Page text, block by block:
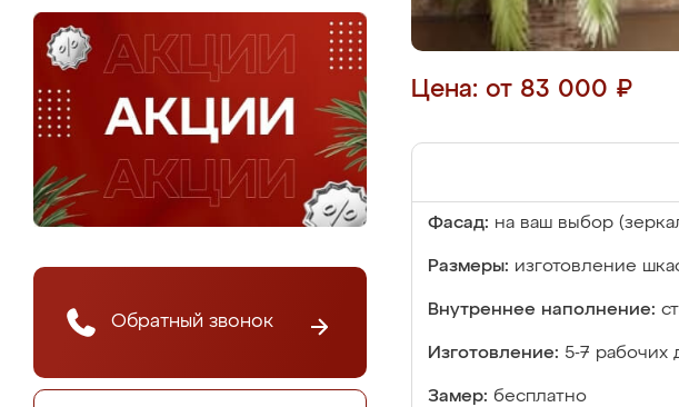
Обратный звонок
Цена: от 83 000 ₽
Фасад: на ваш выбор
Размеры: изготовление
Внутреннее наполнение:
Изготовление: 5-7 рабочих
Замер: бесплатно